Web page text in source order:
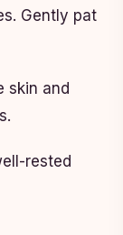
Gently pat
skin and
rested